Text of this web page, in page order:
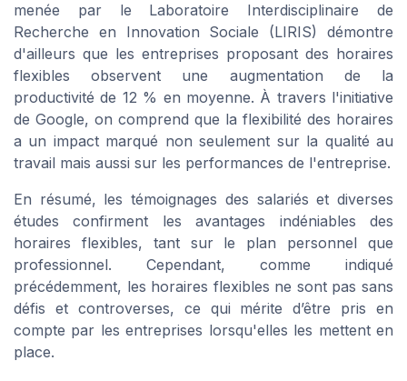
menée par le Laboratoire Interdisciplinaire de
Recherche en Innovation Sociale (LIRIS)
démontre
d'ailleurs que les entreprises proposant des horaires
flexibles observent une augmentation de la
productivité de 12 % en moyenne. À travers l'initiative
de Google, on comprend que la flexibilité des horaires
a un impact marqué non seulement sur la qualité au
travail mais aussi sur les performances de l'entreprise.
En résumé, les témoignages des salariés et diverses
études confirment les avantages indéniables des
horaires flexibles, tant sur le plan personnel que
professionnel. Cependant, comme indiqué
précédemment, les horaires flexibles ne sont pas sans
défis et controverses, ce qui mérite d’être pris en
compte par les entreprises lorsqu'elles les mettent en
place.